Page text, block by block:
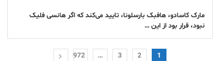
مارک کاسادو، هافبک بارسلونا، تایید می‌کند که اگر هانسی فلیک
نبود، قرار بود از این …
1
2
3
…
972